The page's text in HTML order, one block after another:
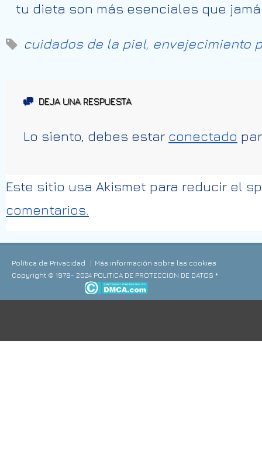
tu dieta son más esenciales que
cuidados de la piel, envejecimiento
DEJA UNA RESPUESTA
Lo siento, debes estar conectado
Este sitio usa Akismet para reducir el
comentarios.
Política de Privacidad
Más información sobre las cookies
Copyright © 1978- 2024 POLITICA DE PROTECCION DE DATOS *